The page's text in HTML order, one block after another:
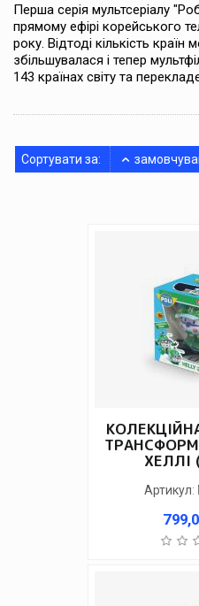
Перша серія мультсеріалу
прямому ефірі корейського
року. Відтоді кількість країн
збільшувалася і тепер
143 країнах світу та
Сортувати за:
ХЕЛЛІ
Артикул: